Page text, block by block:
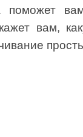
поможет
вам,